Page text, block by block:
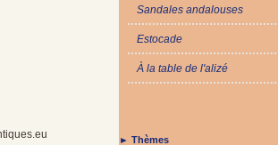
Sandales andalouses
Estocade
À la table de l'alizé
► Thèmes